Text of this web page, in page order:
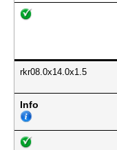
rkr08.0x14.0x1.5
Info